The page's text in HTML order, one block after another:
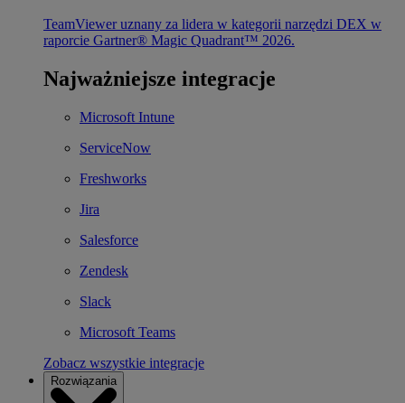
TeamViewer uznany za lidera w kategorii narzędzi DEX w
raporcie Gartner® Magic Quadrant™ 2026.
Najważniejsze integracje
Microsoft Intune
ServiceNow
Freshworks
Jira
Salesforce
Zendesk
Slack
Microsoft Teams
Zobacz wszystkie integracje
Rozwiązania